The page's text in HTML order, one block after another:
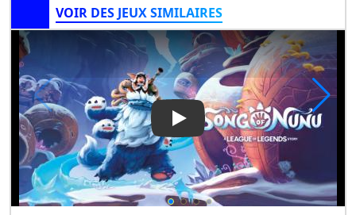
VOIR DES JEUX SIMILAIRES
Play Video: Song of Nunu: A